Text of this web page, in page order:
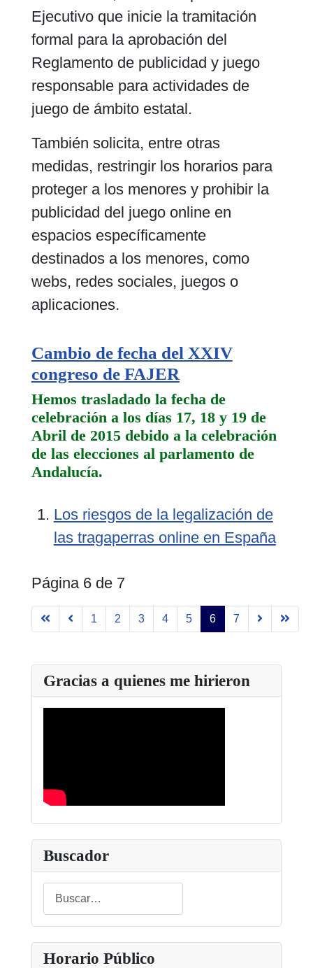
Ejecutivo que inicie la tramitación
formal para la aprobación del
Reglamento de publicidad y juego
responsable para actividades de
juego de ámbito estatal.
También solicita, entre otras
medidas, restringir los horarios para
proteger a los menores y prohibir la
publicidad del juego online en
espacios específicamente
destinados a los menores, como
webs, redes sociales, juegos o
aplicaciones.
Cambio de fecha del XXIV
congreso de FAJER
Hemos trasladado la fecha de
celebración a los días 17, 18 y 19 de
Abril de 2015 debido a la celebración
de las elecciones al parlamento de
Andalucía.
Los riesgos de la legalización de
las tragaperras online en España
Página 6 de 7
1 2 3 4 5 6 7
Gracias a quienes me hirieron
Buscador
Buscar
Type 2 or more characters for results.
Horario Público